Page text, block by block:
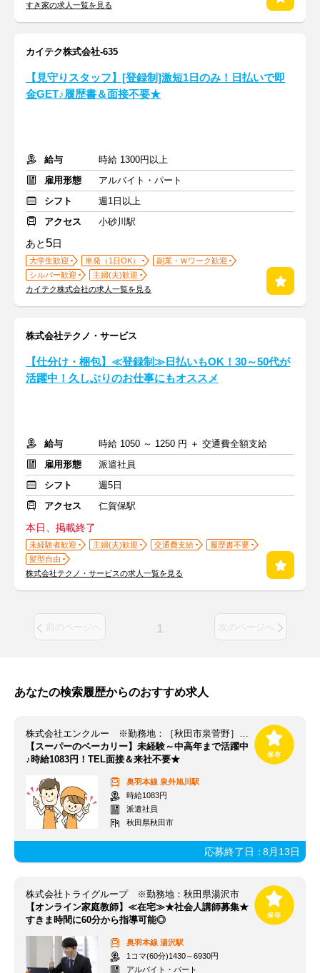
すき家の求人一覧を見る
カイテク株式会社-635
【見守りスタッフ】[登録制]激短1日のみ！日払いで即
金GET♪履歴書＆面接不要★
給与
時給 1300円以上
雇用形態
アルバイト・パート
シフト
週1日以上
アクセス
小砂川駅
あと 5日
大学生歓迎 単発（1日OK）
副業・Ｗワーク歓迎
シルバー歓迎
主婦(夫)歓迎
カイテク株式会社の求人一覧を見る
株式会社テクノ・サービス
【仕分け・梱包】≪登録制≫日払いもOK！30～50代が
活躍中！久しぶりのお仕事にもオススメ
給与
時給 1050 ～ 1250 円 ＋ 交通費全額支給
雇用形態
派遣社員
シフト
週5日
アクセス
仁賀保駅
本日、掲載終了
未経験者歓迎 主婦(夫)歓迎 交通費支給
履歴書不要
髪型自由
株式会社テクノ・サービスの求人一覧を見る
前のページへ 1 次のページへ
あなたの検索履歴からのおすすめ求人
株式会社エンクルー ※勤務地：［秋田市泉菅野］周辺 / SD1_akit1777_13-22000B
【スーパーのベーカリー】未経験～中高年まで活躍中
♪時給1083円！TEL面接＆来社不要★
奥羽本線 泉外旭川駅
時給1083円
派遣社員
秋田県秋田市
応募終了日：8月13日
株式会社トライグループ ※勤務地：秋田県湯沢市
【オンライン家庭教師】≪在宅≫★社会人講師募集★
すきま時間に60分から指導可能◎
奥羽本線 湯沢駅
1コマ(60分)1430～6930円
アルバイト・パート